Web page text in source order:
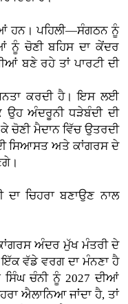
ਹਨ। ਪਹਿਲੀ—ਸੰਗਠਨ ਨੂੰ
ਨੂੰ ਚੋਣੀ ਬਹਿਸ ਦਾ ਕੇਂਦਰ
ਬਣੇ ਰਹੇ ਤਾਂ ਪਾਰਟੀ ਦੀ
ਕਰਦੀ ਹੈ। ਇਸ ਲਈ
ਅੰਦਰੂਨੀ ਧੜੇਬੰਦੀ ਦੀ
ਚੋਣੀ ਮੈਦਾਨ ਵਿੱਚ ਉਤਰਦੀ
ਸਿਆਸਤ ਅਤੇ ਕਾਂਗਰਸ ਦੇ
ਚਿਹਰਾ ਬਣਾਉਣ ਨਾਲ
ਅੰਦਰ ਮੁੱਖ ਮੰਤਰੀ ਦੇ
ਇੱਕ ਵੱਡੇ ਵਰਗ ਦਾ ਮੰਨਣਾ ਹੈ
ਸਿੰਘ ਚੰਨੀ ਨੂੰ 2027 ਦੀਆਂ
ਐਲਾਨਿਆ ਜਾਂਦਾ ਹੈ, ਤਾਂ